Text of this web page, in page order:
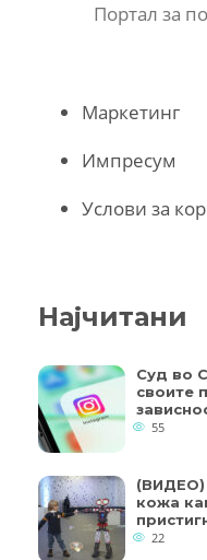
Портал за
Маркетинг
Импресум
Услови за
Најчитани
Суд во
своите
55
(ВИДЕО)
кожа
22